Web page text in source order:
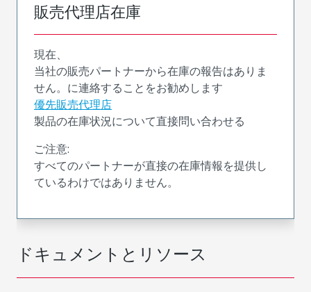
ドキュメントとリソース
販売代理店在庫
現在、
当社の販売パートナーから在庫の報告はありま
せん。に連絡することをお勧めします
優先販売代理店
製品の在庫状況について直接問い合わせる
ご注意:
すべてのパートナーが直接の在庫情報を提供し
ているわけではありません。